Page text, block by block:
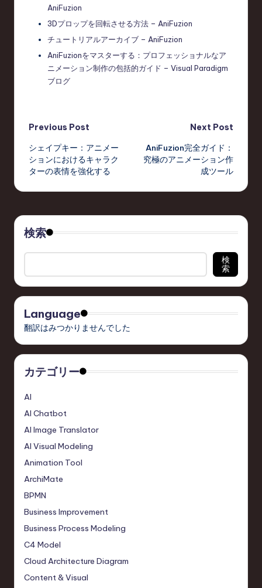
AniFuzion
3Dプロップを回転させる方法 – AniFuzion
チュートリアルアーカイブ – AniFuzion
AniFuzionをマスターする：プロフェッショナルなア
ニメーション制作の包括的ガイド – Visual Paradigm
ブログ
Post
navigation
Previous Post
シェイプキー：アニメー
ションにおけるキャラク
ターの表情を強化する
Next Post
AniFuzion完全ガイド：
究極のアニメーション作
成ツール
検索
検
索
Language
翻訳はみつかりませんでした
カテゴリー
AI
AI Chatbot
AI Image Translator
AI Visual Modeling
Animation Tool
ArchiMate
BPMN
Business Improvement
Business Process Modeling
C4 Model
Cloud Architecture Diagram
Content & Visual